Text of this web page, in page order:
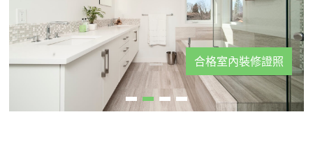
合格室內裝修證照